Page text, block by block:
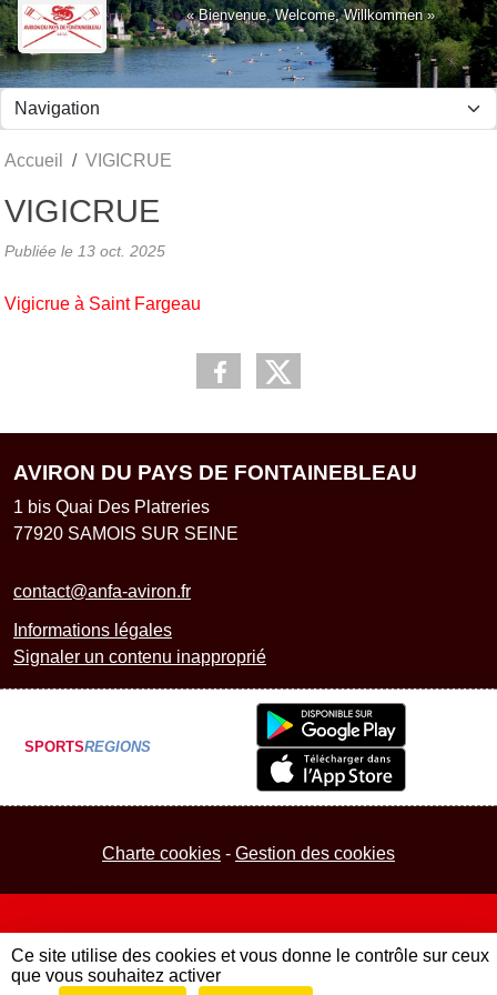
« Bienvenue, Welcome, Willkommen »
Accueil VIGICRUE
VIGICRUE
Publiée le 13 oct. 2025
Vigicrue à Saint Fargeau
AVIRON DU PAYS DE FONTAINEBLEAU
1 bis Quai Des Platreries
77920 SAMOIS SUR SEINE
contact@anfa-aviron.fr
Informations légales
Signaler un contenu inapproprié
SPORTSREGIONS
Charte cookies Gestion des cookies
Panneau de gestion des cookies
Ce site utilise des cookies et vous donne le contrôle sur ceux
que vous souhaitez activer